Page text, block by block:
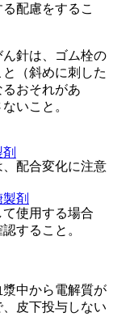
剤
配慮をするこ
針は、ゴム栓の
（斜めに刺した
おそれがあ
いこと。
配合変化に注意
使用する場合
すること。
中から電解質が
皮下投与しない